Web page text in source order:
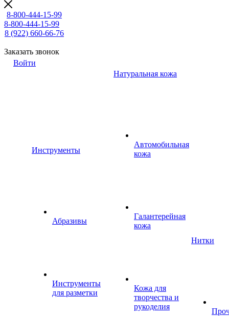
8-800-444-15-99
8-800-444-15-99
8 (922) 660-66-76
Заказать звонок
Войти
Инструменты
Абразивы
Инструменты
для разметки
Натуральная кожа
Автомобильная
кожа
Галантерейная
кожа
Кожа для
творчества и
рукоделия
Нитки